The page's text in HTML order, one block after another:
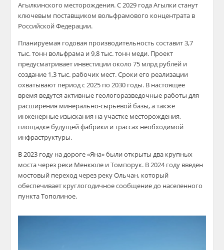
Агылкинского месторождения. С 2029 года Агылки станут
ключевым поставщиком вольфрамового концентрата в
Российской Федерации.
Планируемая годовая производительность составит 3,7
тыс. тонн вольфрама и 9,8 тыс. тонн меди. Проект
предусматривает инвестиции около 75 млрд рублей и
создание 1,3 тыс. рабочих мест. Сроки его реализации
охватывают период с 2025 по 2030 годы. В настоящее
время ведутся активные геологоразведочные работы для
расширения минерально-сырьевой базы, а также
инженерные изыскания на участке месторождения,
площадке будущей фабрики и трассах необходимой
инфраструктуры.
В 2023 году на дороге «Яна» были открыты два крупных
моста через реки Менкюле и Томпорук. В 2024 году введен
мостовый переход через реку Ольчан, который
обеспечивает круглогодичное сообщение до населенного
пункта Тополиное.